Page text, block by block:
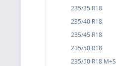
235/35 R18
235/40 R18
235/45 R18
235/50 R18
235/50 R18 M+S